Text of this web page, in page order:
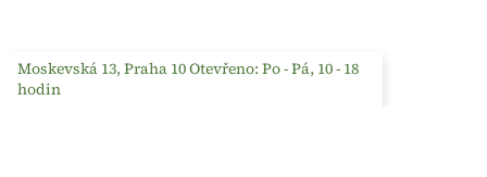
Moskevská 13, Praha 10 Otevřeno: Po - Pá, 10 - 18
hodin